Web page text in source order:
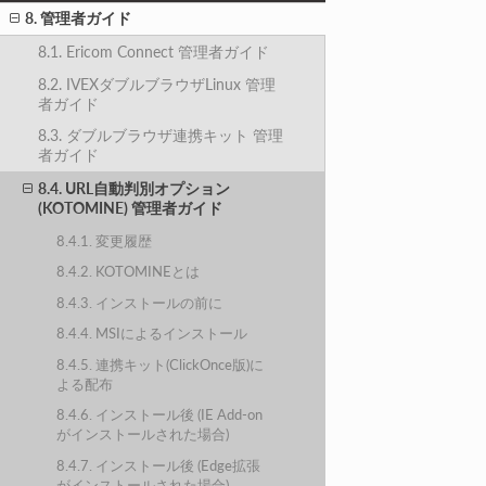
8. 管理者ガイド
8.1. Ericom Connect 管理者ガイド
8.2. IVEXダブルブラウザLinux 管理
者ガイド
8.3. ダブルブラウザ連携キット 管理
者ガイド
8.4. URL自動判別オプション
(KOTOMINE) 管理者ガイド
8.4.1. 変更履歴
8.4.2. KOTOMINEとは
8.4.3. インストールの前に
8.4.4. MSIによるインストール
8.4.5. 連携キット(ClickOnce版)に
よる配布
8.4.6. インストール後 (IE Add-on
がインストールされた場合)
8.4.7. インストール後 (Edge拡張